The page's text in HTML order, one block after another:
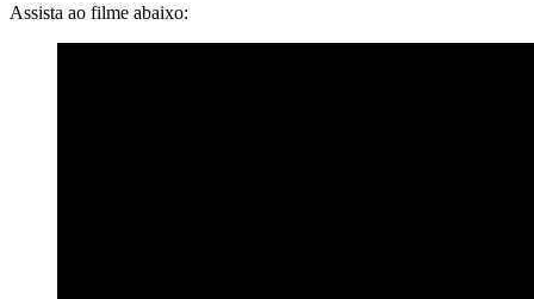
Assista ao filme abaixo: